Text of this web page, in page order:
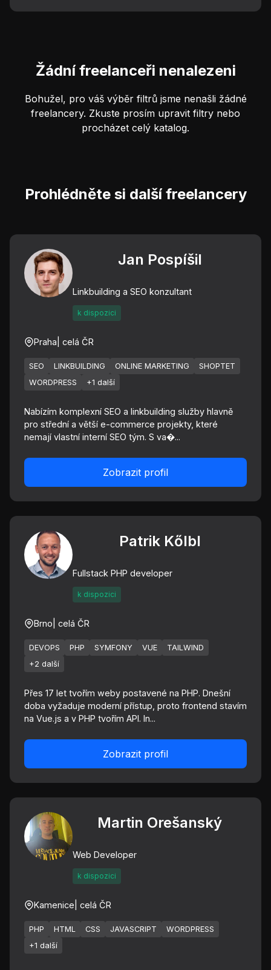
Žádní freelanceři nenalezeni
Bohužel, pro váš výběr filtrů jsme nenašli žádné
freelancery. Zkuste prosím upravit filtry nebo
procházet celý katalog.
Prohlédněte si další freelancery
Jan Pospíšil
Linkbuilding a SEO konzultant
k dispozici
Praha | celá ČR
SEO LINKBUILDING ONLINE MARKETING
SHOPTET
WORDPRESS
+1 další
Nabízím komplexní SEO a linkbuilding služby hlavně
pro střední a větší e-commerce projekty, které
nemají vlastní interní SEO tým. S va�...
Zobrazit profil
Patrik Kőlbl
Fullstack PHP developer
k dispozici
Brno | celá ČR
DEVOPS PHP SYMFONY VUE
TAILWIND
+2 další
Přes 17 let tvořím weby postavené na PHP. Dnešní
doba vyžaduje moderní přístup, proto frontend stavím
na Vue.js a v PHP tvořím API. In...
Zobrazit profil
Martin Orešanský
Web Developer
k dispozici
Kamenice | celá ČR
PHP HTML CSS JAVASCRIPT
WORDPRESS
+1 další